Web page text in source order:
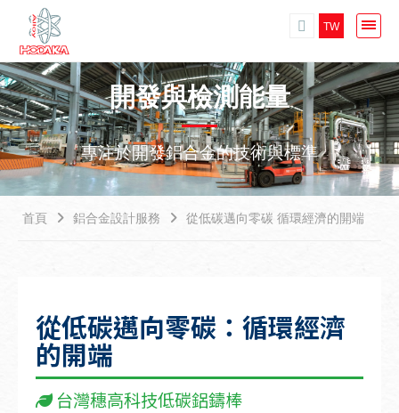
TW
開發與檢測能量
專注於開發鋁合金的技術與標準
首頁 鋁合金設計服務 從低碳邁向零碳 循環經濟的開端
從低碳邁向零碳：循環經濟
的開端
台灣穗高科技低碳鋁鑄棒